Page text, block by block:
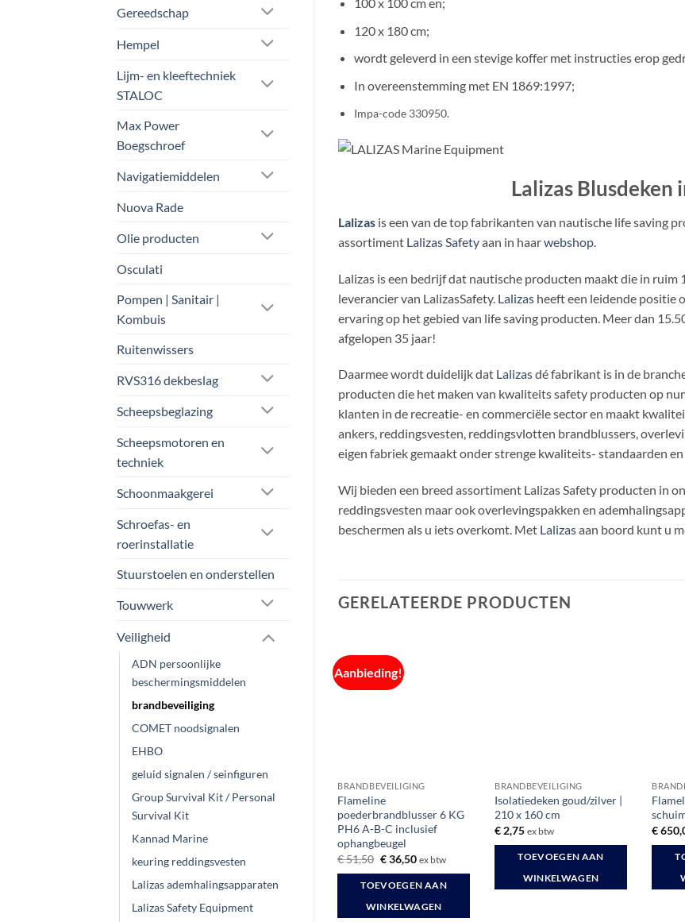
Gereedschap
Hempel
Lijm- en kleeftechniek
STALOC
Max Power
Boegschroef
Navigatiemiddelen
Nuova Rade
Olie producten
Osculati
Pompen | Sanitair |
Kombuis
Ruitenwissers
RVS316 dekbeslag
Scheepsbeglazing
Scheepsmotoren en
techniek
Schoonmaakgerei
Schroefas- en
roerinstallatie
Stuurstoelen en onderstellen
Touwwerk
Veiligheid
ADN persoonlijke
beschermingsmiddelen
brandbeveiliging
COMET noodsignalen
EHBO
geluid signalen / seinfiguren
Group Survival Kit / Personal
Survival Kit
Kannad Marine
keuring reddingsvesten
Lalizas ademhalingsapparaten
Lalizas Safety Equipment
120 x 180 cm;
wordt geleverd in een stevige koffer met instructies erop
In overeenstemming met EN 1869:1997;
Impa-code 330950.
Lalizas Blusdeken
Lalizasis een van de top fabrikanten van nautische life saving
assortiment Lalizas Safetyaan in haarwebshop.
Lalizas is een bedrijf dat nautische producten maakt die in
leverancier van LalizasSafety. Lalizasheeft een leidende positie
ervaring op het gebied van life saving producten. Meer dan
afgelopen 35 jaar!
Daarmee wordt duidelijk dat Lalizasdé fabrikant is in de
producten die het maken van kwaliteits safety producten op
klanten in de recreatie- en commerciële sector en maakt
ankers, reddingsvesten, reddingsvlotten brandblussers,
eigen fabriek gemaakt onder strenge kwaliteits- standaarden
Wij bieden een breed assortiment Lalizas Safety producten in
reddingsvesten maar ook overlevingspakken en
beschermen als u iets overkomt. Met Lalizasaan boord kunt u
GERELATEERDE PRODUCTEN
Aanbieding!
BRANDBEVEILIGING
Flameline
poederbrandblusser 6 KG
PH6 A-B-C inclusief
ophangbeugel
€51,50 Oorspronkelijke
was:
€ 51,50.
€36,50Huidige
is:
€ 36,50.
ex btw
TOEVOEGEN AAN
WINKELWAGEN
BRANDBEVEILIGING
Isolatiedeken goud/zilver |
210 x 160 cm
€ 2,75 ex btw
TOEVOEGEN AAN
WINKELWAGEN
€
Lalizas co2 brandblusser 5kg
w/wall bracket MED-keur
€ 90,32.
TOEVOEGEN AAN
Flameline Fluorvrije
sprayblusser 750 ml
TOEVOEGEN AAN